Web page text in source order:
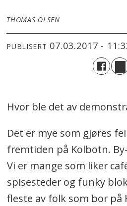
THOMAS OLSEN
PUBLISERT 07.03.2017 -
Hvor ble det av
Det er mye som gjøres
fremtiden på Kolbotn.
Vi er mange som liker
spisesteder og funky
fleste av folk som bor